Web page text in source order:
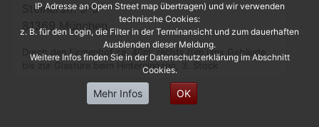
Steinerstr. 5-9
81369
München
Durch den Firmenhof ca. 40m: rechts rum ums Gebäude
bis zur Glastüre beim Hintereingang, 3. Stock
IP Adresse an Open Street map übertragen) und wir verwenden
technische Cookies:
z. B. für den Login, die Filter in der Terminansicht und zum dauerhaften
Ausblenden dieser Meldung.
Weitere Infos finden Sie in der Datenschutzerklärung im Abschnitt
Cookies.
Mehr Infos OK